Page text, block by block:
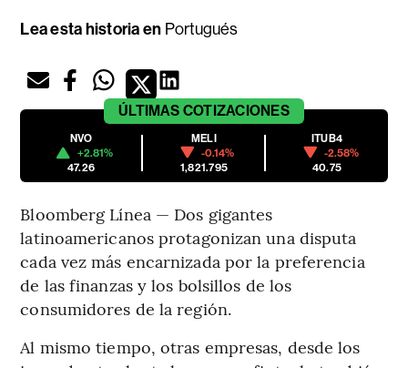
Lea esta historia en Portugués
ÚLTIMAS COTIZACIONES
NVO
+2.81%
47.26
MELI
-0.14%
1,821.795
ITUB4
-2.58%
40.75
Bloomberg Línea — Dos gigantes
latinoamericanos protagonizan una disputa
cada vez más encarnizada por la preferencia
de las finanzas y los bolsillos de los
consumidores de la región.
Al mismo tiempo, otras empresas, desde los